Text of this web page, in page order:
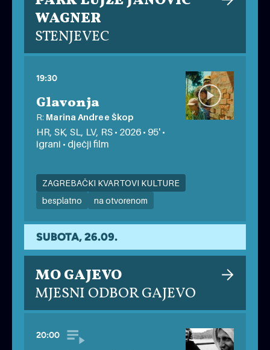
WAGNER
STENJEVEC
19:30
Glavonja
R: Marina Andree Škop
HR, SK, SL, LV, RS • 2026 • 95' •
igrani • dječji film
ZAGREBAČKI KVARTOVI KULTURE
besplatno
na otvorenom
SUBOTA, 26.09.
MO GAJEVO
MJESNI ODBOR GAJEVO
20:00